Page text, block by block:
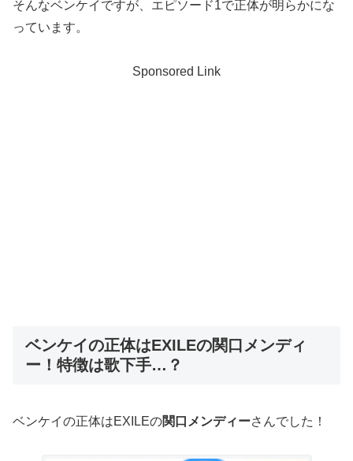
そんなベンケイですが、エピソード1で正体が明らかにな
っています。
Sponsored Link
ベンケイの正体はEXILEの関口メンディ
ー！特徴は歌下手…？
ベンケイの正体はEXILEの関口メンディーさんでした！